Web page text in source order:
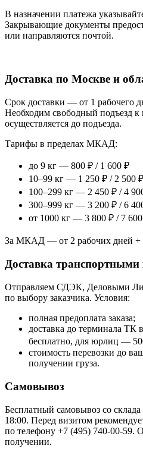
В назначении платежа
Закрывающие документы
или направляются почтой.
Доставка по Москве и
Срок доставки — от 1 рабочего
Необходим свободный подъезд к
осуществляется до подъезда.
Тарифы в пределах МКАД:
до 9 кг — 800 ₽ / 1 600 ₽
10–99 кг — 1 250 ₽ / 2 500 ₽
100–299 кг — 2 450 ₽ / 4
300–999 кг — 3 200 ₽ / 6
от 1000 кг — 3 800 ₽ / 7
За МКАД — от 2 рабочих дней +
Доставка
Отправляем СДЭК, Деловыми
по выбору заказчика. Условия:
полная предоплата заказа;
доставка до терминала
бесплатно, для юрлиц —
стоимость перевозки до
получении груза.
Самовывоз
Бесплатный самовывоз со
18:00. Перед визитом
по телефону +7 (495) 740-00-59.
получении.